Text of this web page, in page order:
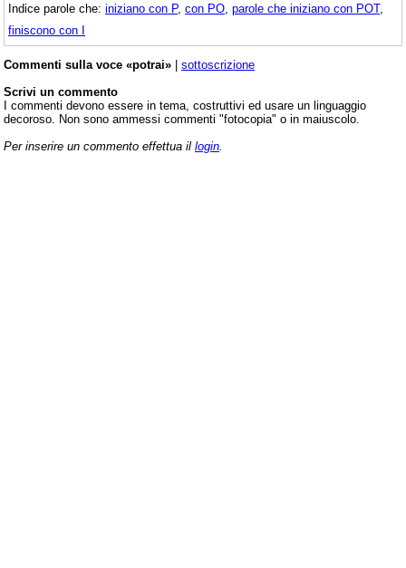
Indice parole che: iniziano con P, con PO parole che iniziano con POT,
finiscono con I
Commenti sulla voce «potrai» | sottoscrizione
Scrivi un commento
I commenti devono essere in tema, costruttivi ed usare un linguaggio
decoroso. Non sono ammessi commenti "fotocopia" o in maiuscolo.
Per inserire un commento effettua il login